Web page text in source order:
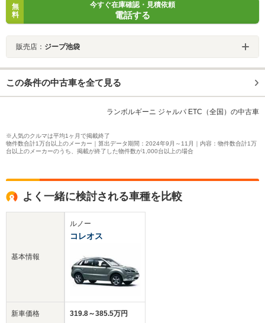
無
料
今すぐ在庫確認・見積依頼
電話する
販売店： ジープ池袋
この条件の中古車を全て見る
ランボルギーニ ジャルパ ETC（全国）の中古車
※人気のクルマは平均1ヶ月で掲載終了
物件数合計1万台以上のメーカー｜算出データ期間：2024年9月～11月｜内容：物件数合計1万
台以上のメーカーのうち、掲載が終了した物件数が1,000台以上の場合
よく一緒に検討される車種を比較
基本情報
新車価格
ルノー
コレオス
319.8～385.5万円